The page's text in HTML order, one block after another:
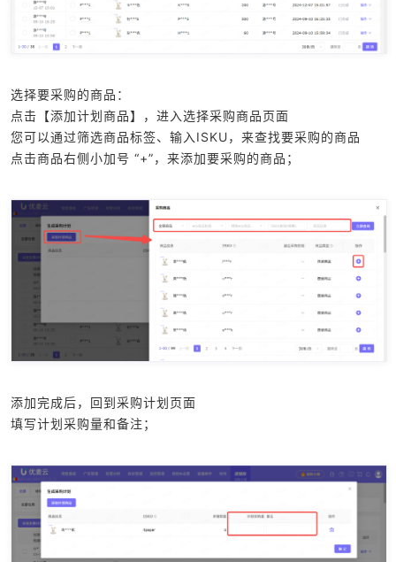
选择要采购的商品：
点击【添加计划商品】，进入选择采购商品页面
您可以通过筛选商品标签、输入ISKU，来查找要采购的商品
点击商品右侧小加号 “+”，来添加要采购的商品；
添加完成后，回到采购计划页面
填写计划采购量和备注；